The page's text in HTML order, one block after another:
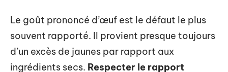
Le goût prononcé d’œuf est le défaut le plus
souvent rapporté. Il provient presque toujours
d’un excès de jaunes par rapport aux
ingrédients secs. Respecter le rapport